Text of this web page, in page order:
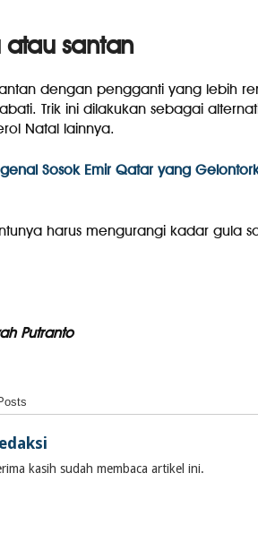
atau santan
dengan pengganti yang lebih
Trik ini dilakukan sebagai
Natal lainnya.
Sosok Emir Qatar yang
harus mengurangi kadar gula
Putranto
kasih sudah membaca artikel ini.